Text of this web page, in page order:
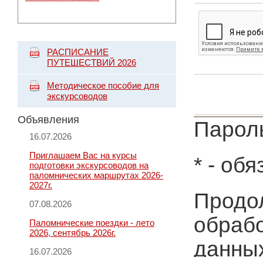
РАСПИСАНИЕ
ПУТЕШЕСТВИЙ 2026
Методическое пособие для
экскурсоводов
Объявления
16.07.2026
Приглашаем Вас на курсы
подготовки экскурсоводов на
паломнических маршрутах 2026-
2027г.
07.08.2026
Паломнические поездки - лето
2026, сентябрь 2026г.
16.07.2026
* -